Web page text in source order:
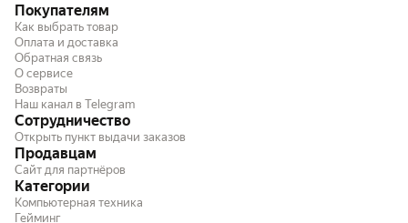
Покупателям
Как выбрать товар
Оплата и доставка
Обратная связь
О сервисе
Возвраты
Наш канал в Telegram
Сотрудничество
Открыть пункт выдачи заказов
Продавцам
Сайт для партнёров
Категории
Компьютерная техника
Гейминг